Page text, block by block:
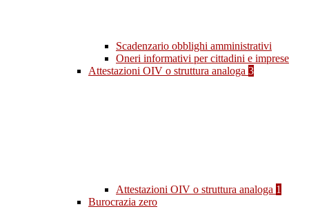
Scadenzario obblighi amministrativi
Oneri informativi per cittadini e imprese
Attestazioni OIV o struttura analoga 3
Attestazioni OIV o struttura analoga 1
Burocrazia zero